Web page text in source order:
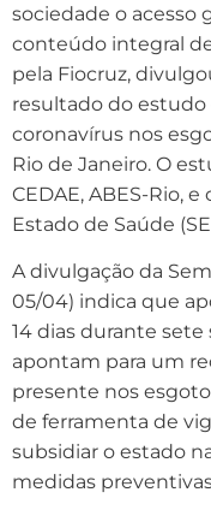
sociedade o acesso
conteúdo integral
pela Fiocruz,
resultado do
coronavírus nos
Rio de Janeiro. O
CEDAE, ABES-Rio,
Estado de Saúde
A divulgação da
05/04) indica que
14 dias durante
apontam para um
presente nos
de ferramenta de
subsidiar o estado
medidas